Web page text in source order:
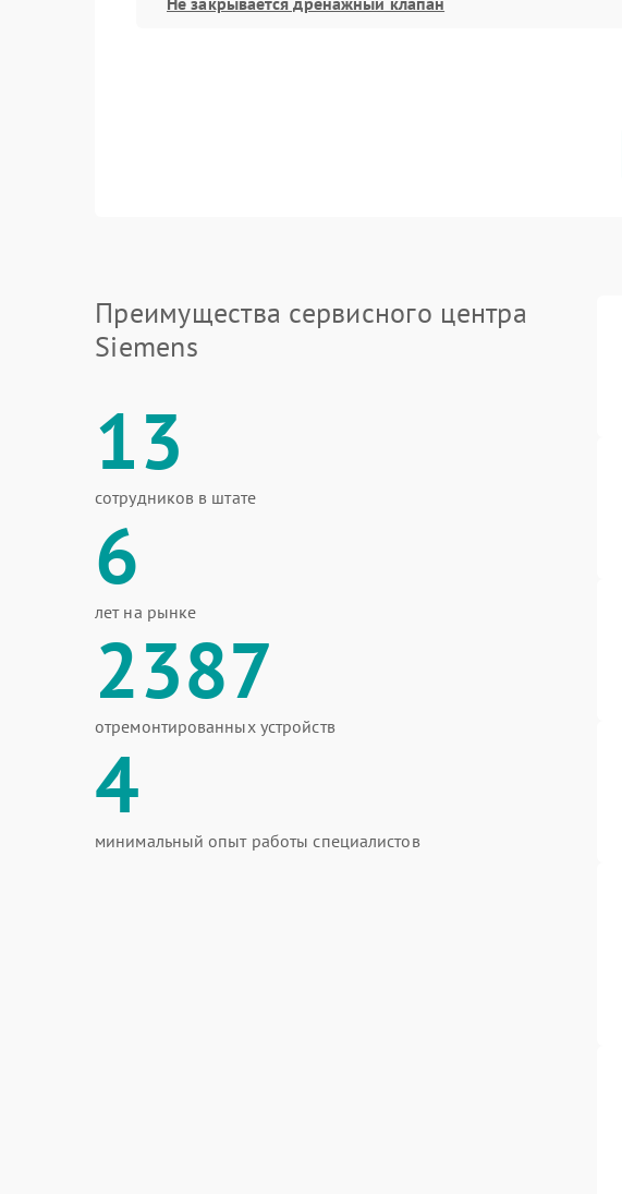
Преимущества сервисного центра
Siemens
13
сотрудников в штате
6
лет на рынке
2387
отремонтированных устройств
4
минимальный опыт работы специалистов